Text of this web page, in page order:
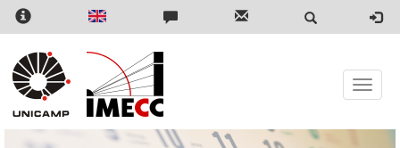
Pular
para
conteúdo
principal
Toggle